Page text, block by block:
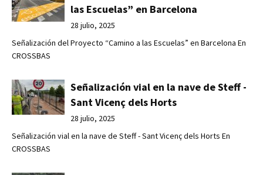
las Escuelas” en Barcelona
28 julio, 2025
Señalización del Proyecto “Camino a las Escuelas” en Barcelona En
CROSSBAS
Señalización vial en la nave de Steff -
Sant Vicenç dels Horts
28 julio, 2025
Señalización vial en la nave de Steff - Sant Vicenç dels Horts En
CROSSBAS